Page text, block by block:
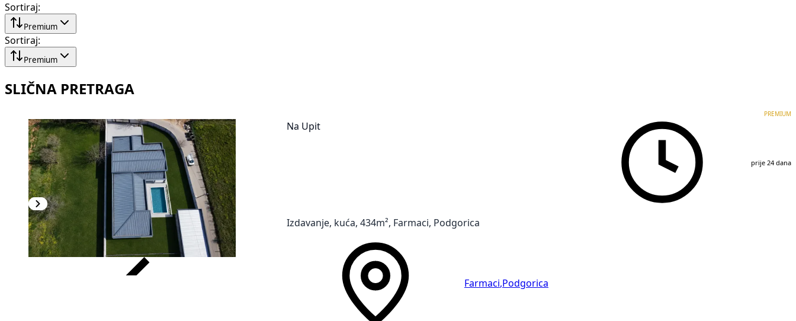
Sortiraj:
Premium
Sortiraj:
Premium
SLIČNA PRETRAGA
Na Upit
PREMIUM
prije 24 dana
Izdavanje, kuća, 434m², Farmaci, Podgorica
Farmaci, Podgorica